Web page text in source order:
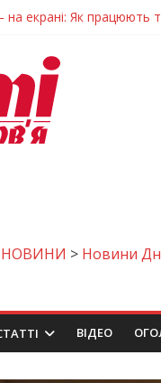
на екрані: Як працюють
тривають: на
Дніпропетровщини
про воду без паніки:
НОВИНИ > Новини
ВIДЕО